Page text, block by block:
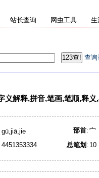
站长查询 网虫工具 生
查询
义解释,拼音,笔画,笔顺,释
gū,jiā,jie 部首: 宀
4451353334 总笔划 : 10